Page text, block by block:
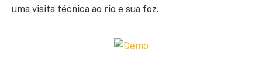
uma visita técnica ao rio e sua foz.